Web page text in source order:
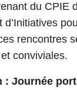
du CPIE
rencontres
conviviales.
: Journée